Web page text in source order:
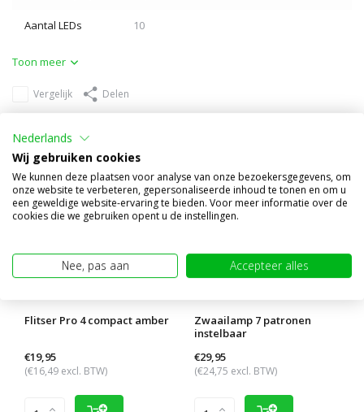
Aantal LEDs 10
Toon meer
Vergelijk Delen
Flitser Pro 4 compact amber
€19,95
(€16,49 excl. BTW)
Zwaailamp 7 patronen
instelbaar
€29,95
(€24,75 excl. BTW)
Nederlands
Wij gebruiken cookies
We kunnen deze plaatsen voor analyse van onze bezoekersgegevens, om
onze website te verbeteren, gepersonaliseerde inhoud te tonen en om u
een geweldige website-ervaring te bieden. Voor meer informatie over de
cookies die we gebruiken opent u de instellingen.
Nee, pas aan Accepteer alles